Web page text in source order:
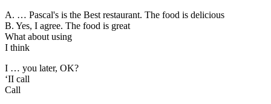
A. … Pascal's is the Best restaurant. The food is delicious
B. Yes, I agree. The food is great
What about using
I think
I … you later, OK?
‘II call
Call